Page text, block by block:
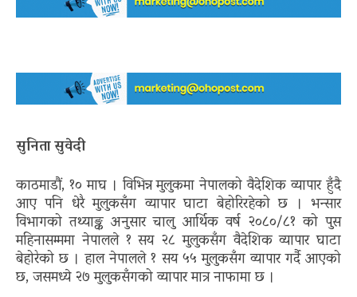
सुनिता सुवेदी
काठमाडौं, १० माघ । विभिन्न मुलुकमा नेपालको वैदेशिक व्यापार हुँदै
आए पनि धेरै मुलुकसँग व्यापार घाटा बेहोरिरहेको छ । भन्सार
विभागको तथ्याङ्क अनुसार चालु आर्थिक वर्ष २०८०/८१ को पुस
महिनासम्ममा नेपालले १ सय २८ मुलुकसँग वैदेशिक व्यापार घाटा
बेहोरेको छ । हाल नेपालले १ सय ५५ मुलुकसँग व्यापार गर्दै आएको
छ, जसमध्ये २७ मुलुकसँगको व्यापार मात्र नाफामा छ ।